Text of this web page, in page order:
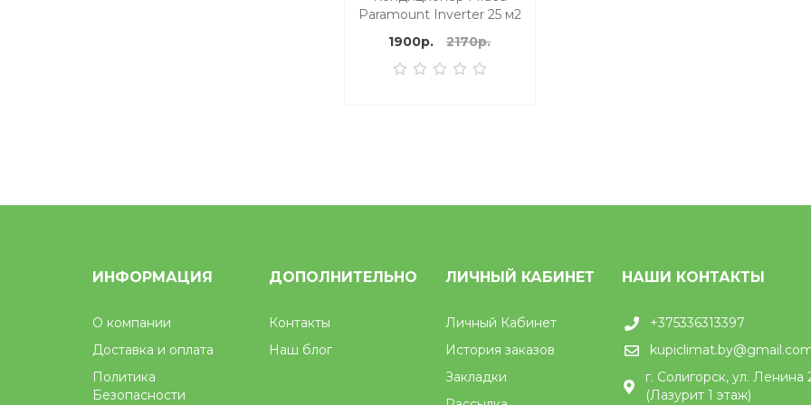
Paramount Inverter 25 м2
1900р.
2170р.
ИНФОРМАЦИЯ
О компании
Доставка и оплата
Политика
Безопасности
ДОПОЛНИТЕЛЬНО
Контакты
Наш блог
ЛИЧНЫЙ КАБИНЕТ
Личный Кабинет
История заказов
Закладки
НАШИ КОНТАКТЫ
+375336313397
г. Солигорск, ул. Ленина
(Лазурит 1 этаж)